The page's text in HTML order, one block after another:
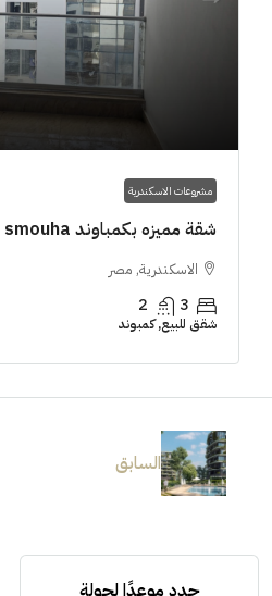
مشروعات الاسكندرية
شقة مميزه بكمباوند 173m Grand View smouha
الاسكندرية, مصر
3
2
شقق للبيع, كمبوند
السابق
حدد موعدًا لجولة